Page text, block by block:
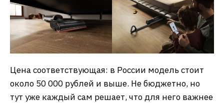
Цена соответствующая: в России модель стоит
около 50 000 рублей и выше. Не бюджетно, но
тут уже каждый сам решает, что для него важнее